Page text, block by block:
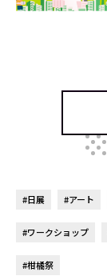
#日展 #アート
#ワークショップ
#柑橘祭